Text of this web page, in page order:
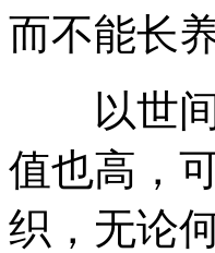
而不能长
以世间
值也高，
织，无论